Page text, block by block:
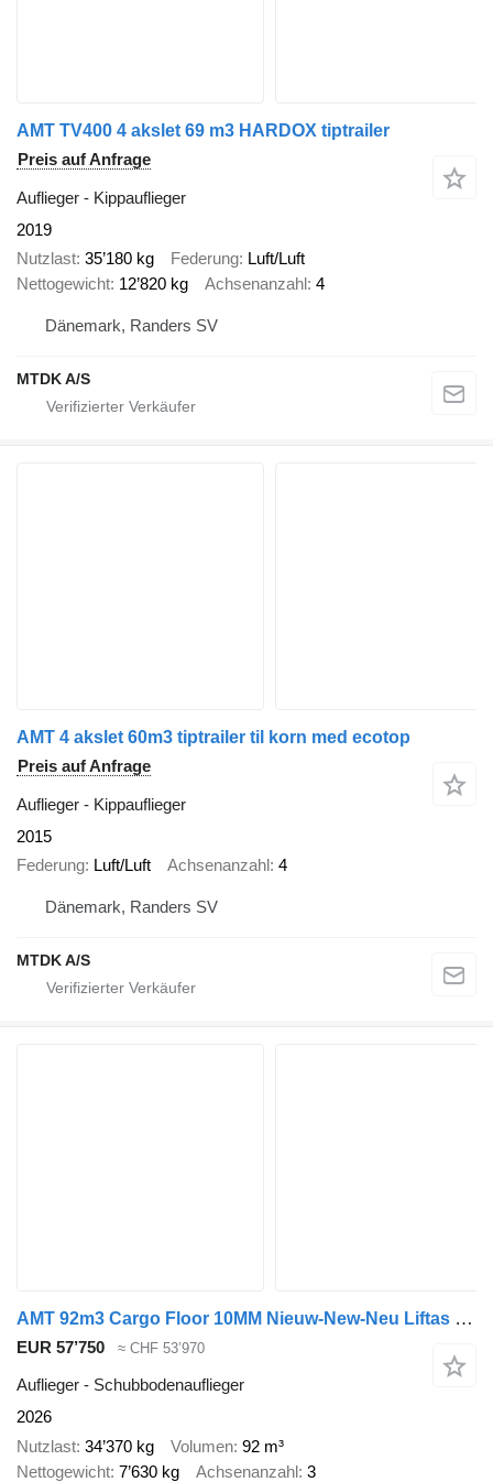
AMT TV400 4 akslet 69 m3 HARDOX tiptrailer
Preis auf Anfrage
Auflieger - Kippauflieger
2019
Nutzlast 35’180 kg Federung Luft/Luft
Nettogewicht 12’820 kg Achsenanzahl 4
Dänemark, Randers SV
MTDK A/S
AMT 4 akslet 60m3 tiptrailer til korn med ecotop
Preis auf Anfrage
Auflieger - Kippauflieger
2015
Federung Luft/Luft Achsenanzahl 4
Dänemark, Randers SV
MTDK A/S
AMT 92m3 Cargo Floor 10MM Nieuw-New-Neu Liftas SAF
EUR 57’750 ≈ CHF 53’970
Auflieger - Schubbodenauflieger
2026
Nutzlast 34’370 kg Volumen 92 m³
Nettogewicht 7’630 kg Achsenanzahl 3